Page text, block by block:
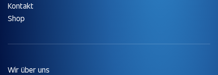
Kontakt
Shop
Wir über uns